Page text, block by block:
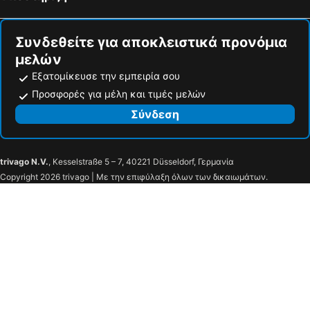
Συνδεθείτε για αποκλειστικά προνόμια
μελών
Εξατομίκευσε την εμπειρία σου
Προσφορές για μέλη και τιμές μελών
Σύνδεση
trivago N.V., Kesselstraße 5 – 7, 40221 Düsseldorf, Γερμανία
Copyright 2026 trivago | Με την επιφύλαξη όλων των δικαιωμάτων.